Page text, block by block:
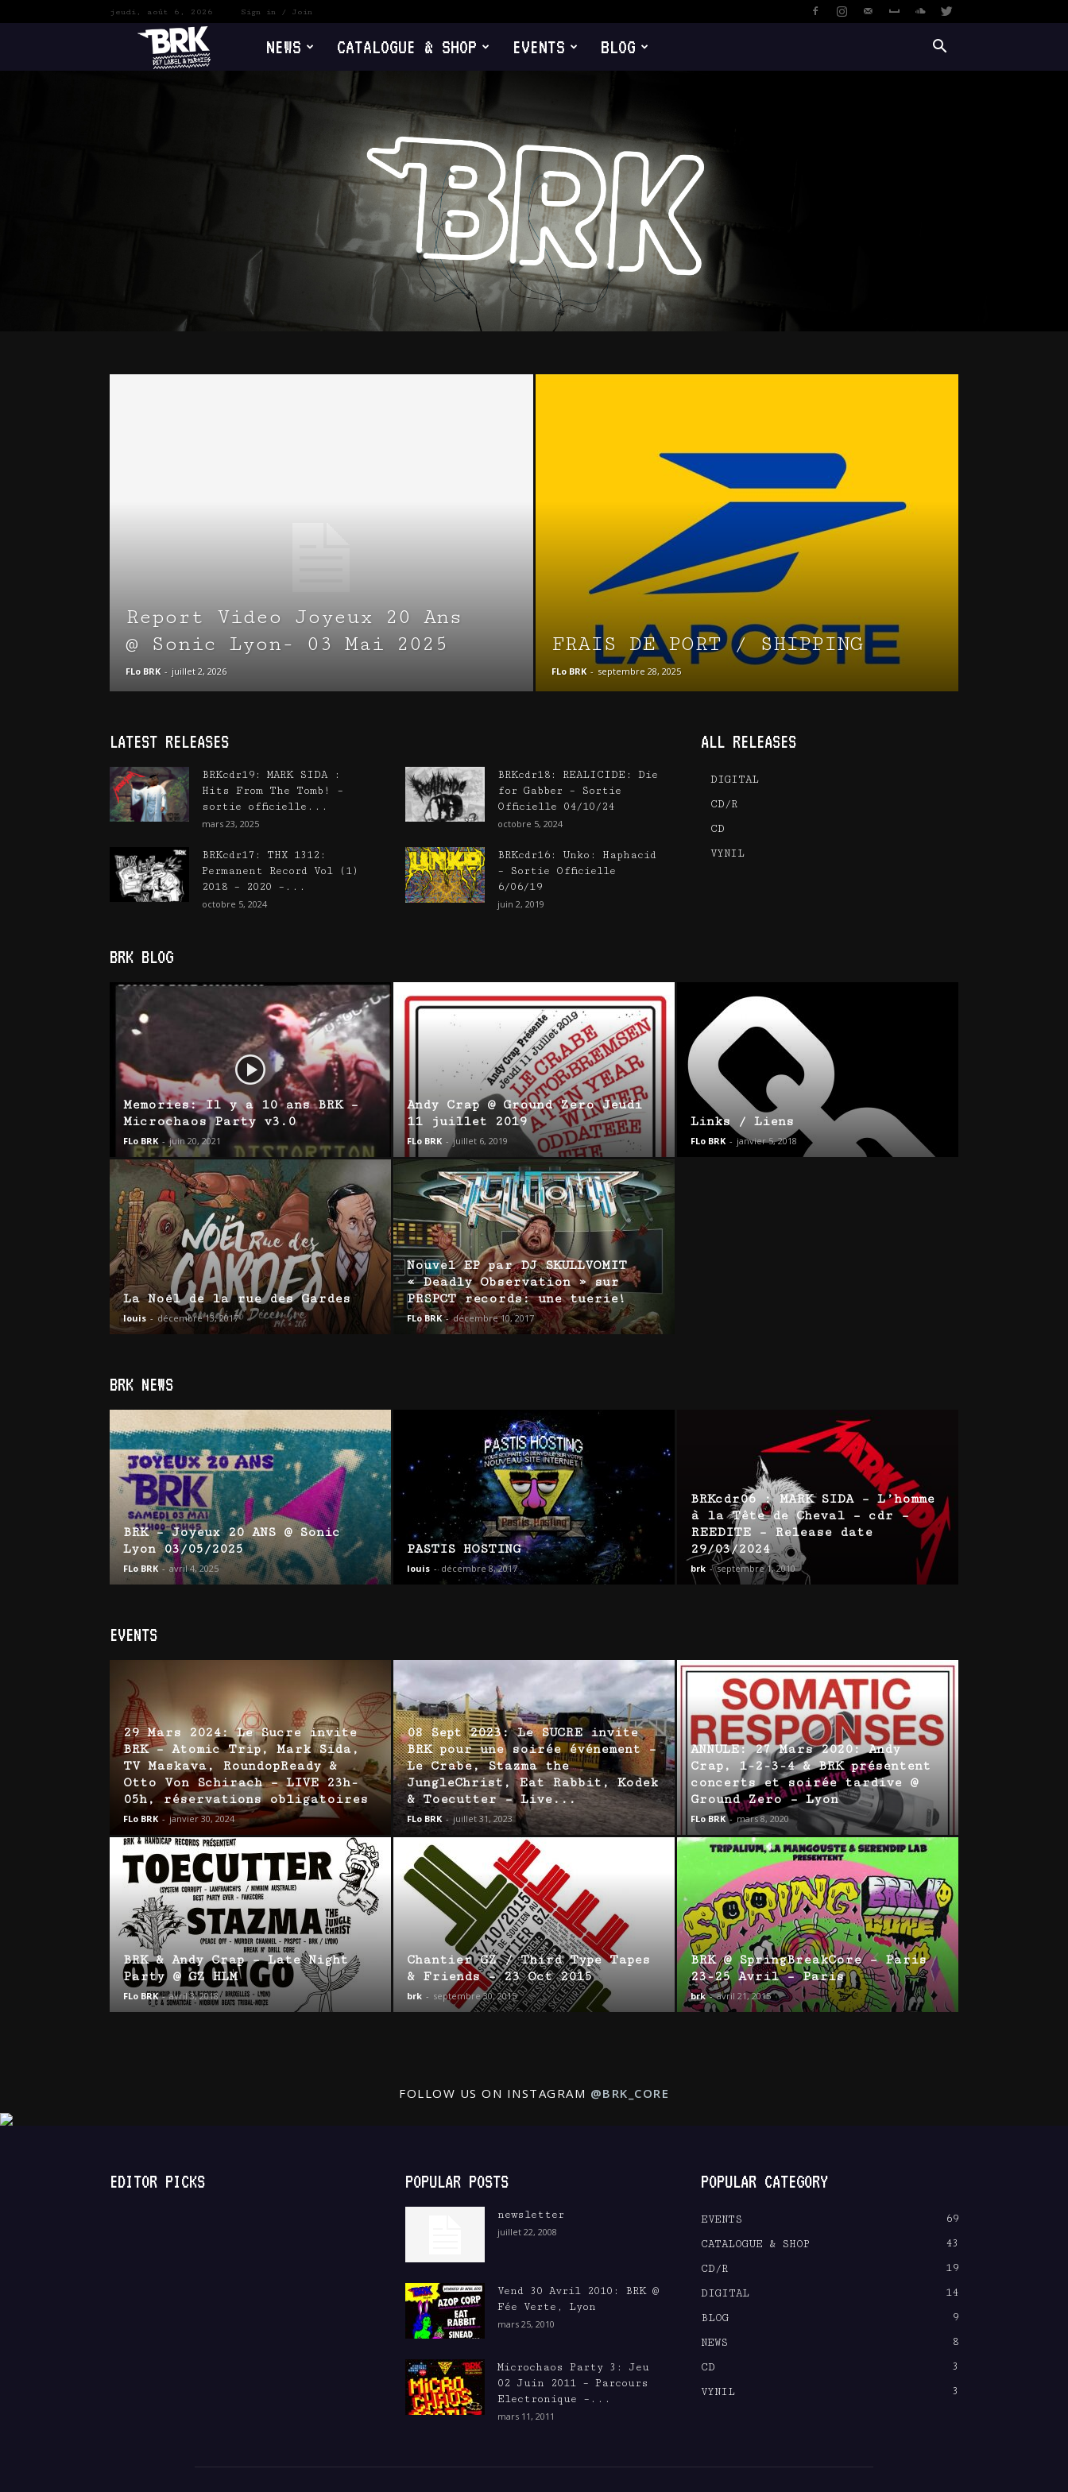
jeudi, août 6, 2026 Sign in / Join
NEWS CATALOGUE & SHOP EVENTS BLOG
Report Video Joyeux 20 Ans
@ Sonic Lyon- 03 Mai 2025
FLo BRK - juillet 2, 2026
FRAIS DE PORT / SHIPPING
FLo BRK - septembre 28, 2025
LATEST RELEASES
BRKcdr19: MARK SIDA :
Hits From The Tomb! –
sortie officielle...
mars 23, 2025
BRKcdr18: REALICIDE: Die
for Gabber – Sortie
Officielle 04/10/24
octobre 5, 2024
BRKcdr17: THX 1312:
Permanent Record Vol (1)
2018 – 2020 –...
octobre 5, 2024
BRKcdr16: Unko: Haphacid
– Sortie Officielle
6/06/19
juin 2, 2019
ALL RELEASES
DIGITAL
CD/R
CD
VYNIL
BRK BLOG
Memories: Il y a 10 ans BRK –
Microchaos Party v3.0
FLo BRK - juin 20, 2021
Andy Crap @ Ground Zero Jeudi
11 juillet 2019
FLo BRK - juillet 6, 2019
Links / Liens
FLo BRK - janvier 5, 2018
La Noël de la rue des Gardes
louis - décembre 13, 2017
Nouvel EP par DJ SKULLVOMIT
« Deadly Observation » sur
PRSPCT records: une tuerie!
FLo BRK - décembre 10, 2017
BRK NEWS
BRK – Joyeux 20 ANS @ Sonic
Lyon 03/05/2025
FLo BRK - avril 4, 2025
PASTIS HOSTING
louis - décembre 8, 2017
BRKcdr06 : MARK SIDA – L’homme
à la Tête de Cheval – cdr –
REEDITE – Release date
29/03/2024
brk - septembre 1, 2010
EVENTS
29 Mars 2024: Le Sucre invite
BRK – Atomic Trip, Mark Sida,
TV Maskava, RoundopReady &
Otto Von Schirach – LIVE 23h-
05h, réservations obligatoires
FLo BRK - janvier 30, 2024
08 Sept 2023: Le SUCRE invite
BRK pour une soirée événement –
Le Crabe, Stazma the
JungleChrist, Eat Rabbit, Kodek
& Toecutter – Live...
FLo BRK - juillet 31, 2023
ANNULE: 27 Mars 2020: Andy
Crap, 1-2-3-4 & BRK présentent
concerts et soirée tardive @
Ground Zero – Lyon
FLo BRK - mars 8, 2020
BRK & Andy Crap – Late Night
Party @ GZ HLM
FLo BRK - avril 3, 2018
Chantier GZ / Third Type Tapes
& Friends – 23 Oct 2015
brk - septembre 30, 2015
BRK @ SpringBreakCore – Paris
23-25 Avril – Paris
brk - avril 21, 2015
FOLLOW US ON INSTAGRAM @BRK_CORE
EDITOR PICKS POPULAR POSTS
newsletter
juillet 22, 2008
Vend 30 Avril 2010: BRK @
Fée Verte, Lyon
mars 25, 2010
Microchaos Party 3: Jeu
02 Juin 2011 – Parcours
Electronique –...
mars 11, 2011
POPULAR CATEGORY
EVENTS
69
CATALOGUE & SHOP
43
CD/R
19
DIGITAL
14
BLOG
9
NEWS
8
CD
3
VYNIL
3